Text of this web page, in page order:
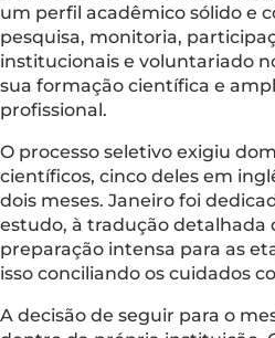
um perfil acadêmico sólido e
pesquisa, monitoria,
institucionais e voluntariado
sua formação científica e
profissional.
O processo seletivo exigiu
científicos, cinco deles em
dois meses. Janeiro foi
estudo, à tradução detalhada
preparação intensa para as
isso conciliando os cuidados
A decisão de seguir para o